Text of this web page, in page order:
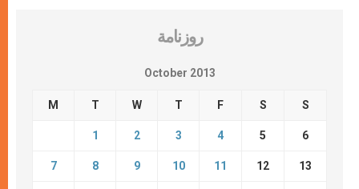
روزنامة
October 2013
M T W T F S S
1 2 3 4 5 6
7 8 9 10 11 12 13